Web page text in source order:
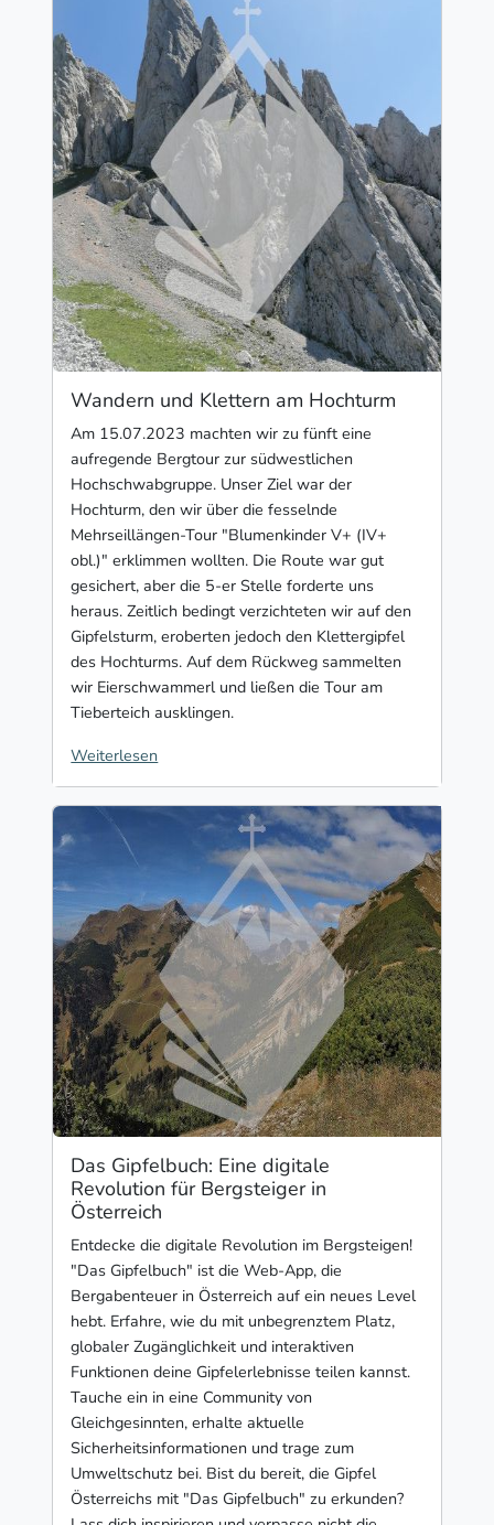
Wandern und Klettern am Hochturm
Am 15.07.2023 machten wir zu fünft eine
aufregende Bergtour zur südwestlichen
Hochschwabgruppe. Unser Ziel war der
Hochturm, den wir über die fesselnde
Mehrseillängen-Tour "Blumenkinder V+ (IV+
obl.)" erklimmen wollten. Die Route war gut
gesichert, aber die 5-er Stelle forderte uns
heraus. Zeitlich bedingt verzichteten wir auf den
Gipfelsturm, eroberten jedoch den Klettergipfel
des Hochturms. Auf dem Rückweg sammelten
wir Eierschwammerl und ließen die Tour am
Tieberteich ausklingen.
Weiterlesen
Das Gipfelbuch: Eine digitale
Revolution für Bergsteiger in
Österreich
Entdecke die digitale Revolution im Bergsteigen!
"Das Gipfelbuch" ist die Web-App, die
Bergabenteuer in Österreich auf ein neues Level
hebt. Erfahre, wie du mit unbegrenztem Platz,
globaler Zugänglichkeit und interaktiven
Funktionen deine Gipfelerlebnisse teilen kannst.
Tauche ein in eine Community von
Gleichgesinnten, erhalte aktuelle
Sicherheitsinformationen und trage zum
Umweltschutz bei. Bist du bereit, die Gipfel
Österreichs mit "Das Gipfelbuch" zu erkunden?